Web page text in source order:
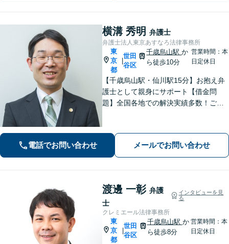
横溝 秀明 弁護士
弁護士法人東京あすなろ法律事務所
東
京
都
世田
谷区
千歳烏山駅か
ら徒歩10分
営業時間：本
日定休日
【千歳烏山駅・仙川駅15分】お抱え弁
護士として親身にサポート【借金問
題】全国各地での解決実績多数！ご相
【相続・遺言】協議・調停・裁判に幅
広く対応【分割払い対応】【電話相談
OK】
電話でお問い合わせ メールでお問い合わせ
渡邊 一彰 弁護
士
インタビューを見
る
クレミエール法律事務所
東
京
都
世田
谷区
千歳烏山駅 か
ら徒歩8分
営業時間：本
日定休日